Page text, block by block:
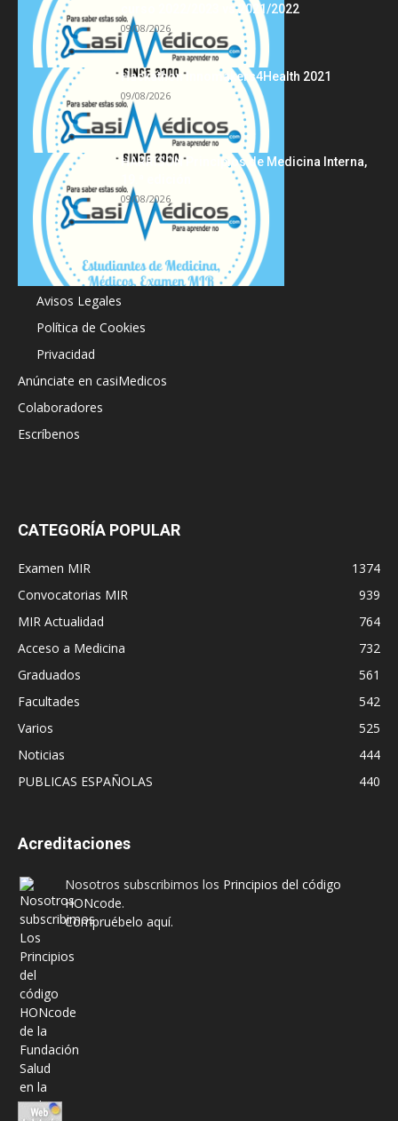
curso 2022/2023 vs 2021/2022
09/08/2026
Hackathon Innomakers4Health 2021
09/08/2026
HARRISON Principios de Medicina Interna,
09/08/2026
Acerca de
Avisos Legales
Política de Cookies
Privacidad
Anúnciate en casiMedicos
Colaboradores
Escríbenos
CATEGORÍA POPULAR
Examen MIR
1374
Convocatorias MIR
939
MIR Actualidad
764
Acceso a Medicina
732
Graduados
561
Facultades
542
Varios
525
Noticias
444
PUBLICAS ESPAÑOLAS
440
Acreditaciones
Nosotros subscribimos los Principios del código
HONcode.
Compruébelo aquí.